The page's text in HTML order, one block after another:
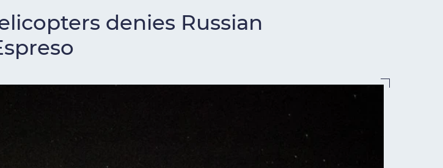
denies Russian